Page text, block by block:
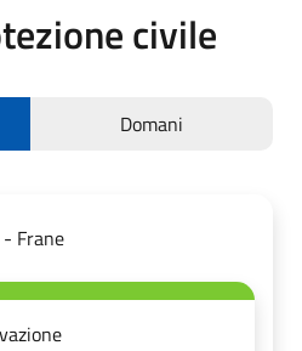
civile
Domani
Frane